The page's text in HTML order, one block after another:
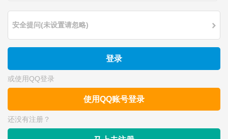
安全提问(未设置请忽略)
登录
或使用QQ登录
使用QQ账号登录
还没有注册？